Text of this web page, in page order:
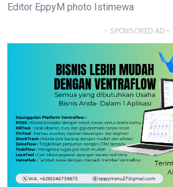
Editor EppyM photo Istimewa
- SPONSORED AD -